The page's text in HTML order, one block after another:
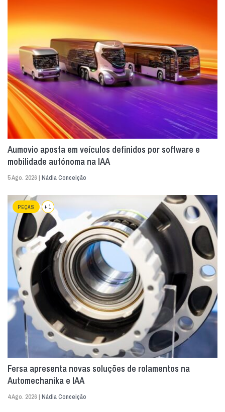
Aumovio aposta em veículos definidos por software e
mobilidade autónoma na IAA
5 Ago. 2026 | Nádia Conceição
PEÇAS + 1
Fersa apresenta novas soluções de rolamentos na
Automechanika e IAA
4 Ago. 2026 | Nádia Conceição